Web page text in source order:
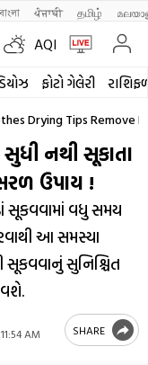
বাংলা ਪੰਜਾਬੀ தமிழ்
AQI
ફોટો ગેલેરી
Drying Tips Remove
નથી સૂકાતા
ઉપાય !
સૂકવવામાં વધુ સમય
આ સમસ્યા
સુનિશ્ચિત
AM SHARE